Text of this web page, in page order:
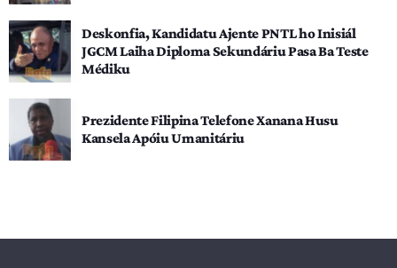
Deskonfia, Kandidatu Ajente PNTL ho Inisiál
JGCM Laiha Diploma Sekundáriu Pasa Ba Teste
Médiku
Prezidente Filipina Telefone Xanana Husu
Kansela Apóiu Umanitáriu